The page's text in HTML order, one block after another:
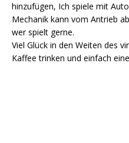
hinzufügen, Ich spiele mit
Mechanik kann vom Antrieb
wer spielt gerne.
Viel Glück in den Weiten des
Kaffee trinken und einfach